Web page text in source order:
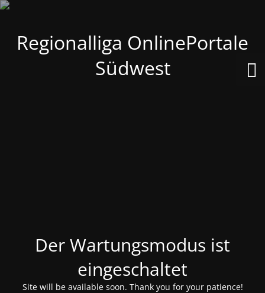
Regionalliga OnlinePortale
Südwest
Der Wartungsmodus ist
eingeschaltet
Site will be available soon. Thank you for your patience!